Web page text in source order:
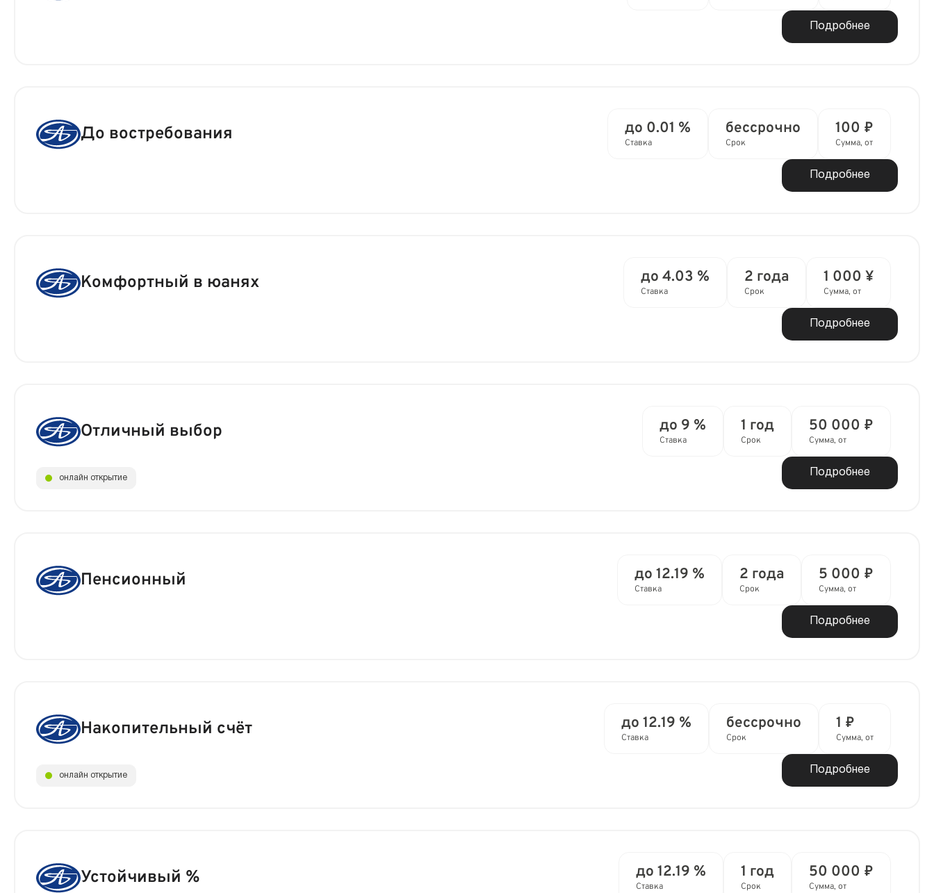
Подробнее
До востребования до 0.01 %
Ставка
бессрочно
Срок
100 ₽
Сумма, от
Подробнее
Комфортный в юанях до 4.03 %
Ставка
2 года
Срок
1 000 ¥
Сумма, от
Подробнее
Отличный выбор до 9 %
Ставка
1 год
Срок
50 000 ₽
Сумма, от
Подробнее
онлайн открытие
Пенсионный до 12.19 %
Ставка
2 года
Срок
5 000 ₽
Сумма, от
Подробнее
Накопительный счёт до 12.19 %
Ставка
бессрочно
Срок
1 ₽
Сумма, от
Подробнее
онлайн открытие
Устойчивый % до 12.19 %
Ставка
1 год
Срок
50 000 ₽
Сумма, от